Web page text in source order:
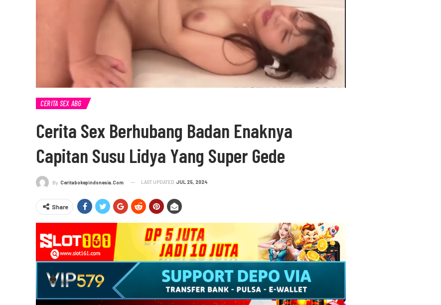
CERITA SEX ABG
Cerita Sex Berhubang Badan Enaknya
Capitan Susu Lidya Yang Super Gede
By Ceritabokepindonesia.com LAST UPDATED JUL 25, 2024
Share